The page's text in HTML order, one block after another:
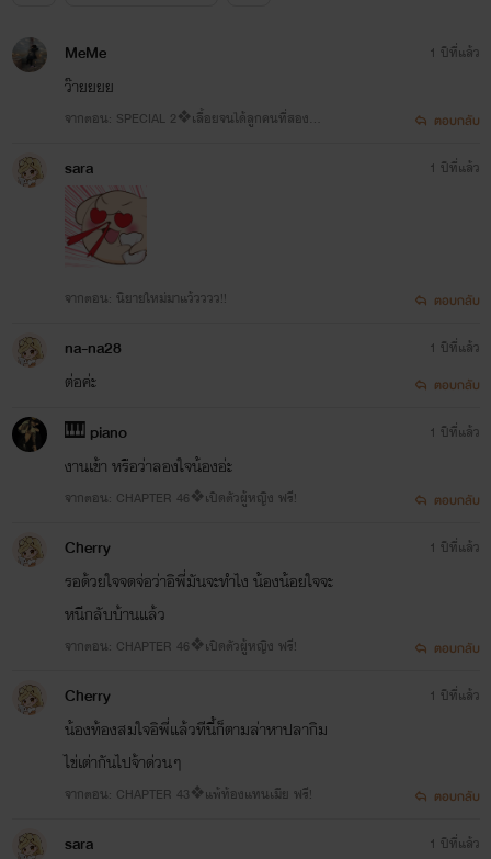
เพิ่มช่องทางการติดต่อของไรท์ในtiktok_rainbowstories
เข้าไปดูคอนเท้นต์น่ารักๆของไรท์ได้ (ฝากกดถูกใจและติดตามด้วยจร้า)
MeMe
ว๊ายยยย
จากตอน: SPECIAL 2❖เลื้อยจนได้ลูกคนที่สอง💗ฟ
1 ปีที่แล้ว
ตอบกลับ
sara
จากตอน: นิยายใหม่มาแว้วววว!!
1 ปีที่แล้ว
ตอบกลับ
na-na28
ต่อค่ะ
1 ปีที่แล้ว
ตอบกลับ
🎹 piano
งานเข้า หรือว่าลองใจน้องอ่ะ
จากตอน: CHAPTER 46❖เปิดตัวผู้หญิง ฟรี!
1 ปีที่แล้ว
ตอบกลับ
Cherry
รอด้วยใจจดจ่อว่าอิพี่มันจะทำไง น้องน้อยใจจะ
หนีกลับบ้านแล้ว
จากตอน: CHAPTER 46❖เปิดตัวผู้หญิง ฟรี!
1 ปีที่แล้ว
ตอบกลับ
Cherry
น้องท้องสมใจอิพี่แล้วทีนี้ก็ตามล่าหาปลากิม
ไข่เต่ากันไปจ้าด่วนๆ
จากตอน: CHAPTER 43❖แพ้ท้องแทนเมีย ฟรี!
1 ปีที่แล้ว
ตอบกลับ
sara 1 ปีที่แล้ว